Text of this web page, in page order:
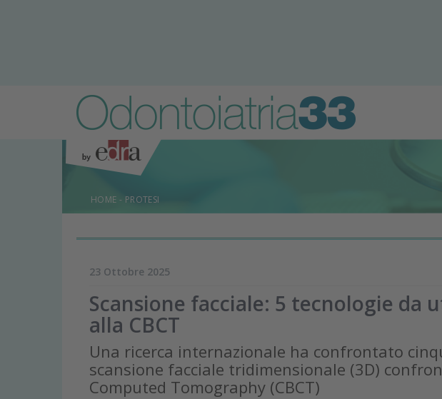
HOME - PROTESI
23 Ottobre 2025
Scansione facciale: 5 tecnologie da
alla CBCT
Una ricerca internazionale ha confrontato
scansione facciale tridimensionale (3D)
Computed Tomography (CBCT)